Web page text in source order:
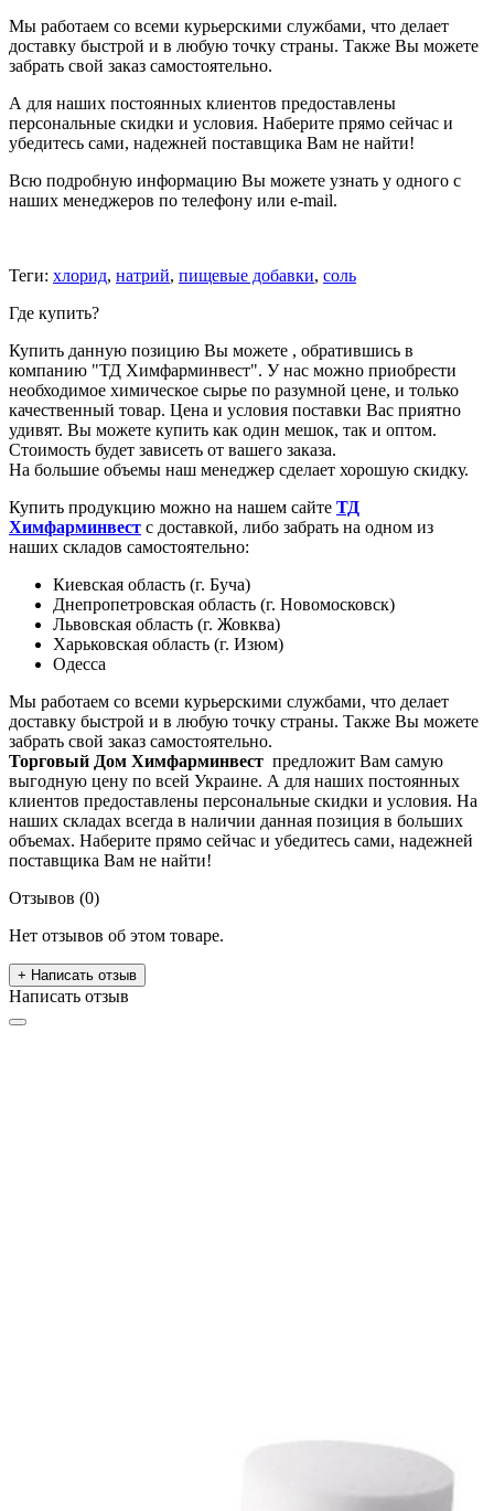
Мы работаем со всеми курьерскими службами, что делает
доставку быстрой и в любую точку страны. Также Вы можете
забрать свой заказ самостоятельно.
А для наших постоянных клиентов предоставлены
персональные скидки и условия. Наберите прямо сейчас и
убедитесь сами, надежней поставщика Вам не найти!
Всю подробную информацию Вы можете узнать у одного с
наших менеджеров по телефону или e-mail.
Теги: хлорид, натрий, пищевые добавки, соль
Где купить?
Купить данную позицию Вы можете , обратившись в
компанию "ТД Химфарминвест". У нас можно приобрести
необходимое химическое сырье по разумной цене, и только
качественный товар. Цена и условия поставки Вас приятно
удивят. Вы можете купить как один мешок, так и оптом.
Стоимость будет зависеть от вашего заказа.
На большие объемы наш менеджер сделает хорошую скидку.
Купить продукцию можно на нашем сайте ТД
Химфарминвест с доставкой, либо забрать на одном из
наших складов самостоятельно:
Киевская область (г. Буча)
Днепропетровская область (г. Новомосковск)
Львовская область (г. Жовква)
Харьковская область (г. Изюм)
Одесса
Мы работаем со всеми курьерскими службами, что делает
доставку быстрой и в любую точку страны. Также Вы можете
забрать свой заказ самостоятельно.
Торговый Дом Химфарминвест предложит Вам самую
выгодную цену по всей Украине. А для наших постоянных
клиентов предоставлены персональные скидки и условия. На
наших складах всегда в наличии данная позиция в больших
объемах. Наберите прямо сейчас и убедитесь сами, надежней
поставщика Вам не найти!
Отзывов (0)
Нет отзывов об этом товаре.
+ Написать отзыв
Написать отзыв